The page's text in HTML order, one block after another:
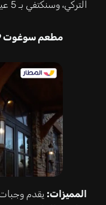
التركي، وسنكتفي بـ 5 عينات:
مطعم سوغوت 1299
المميزات: يقدم وجبات